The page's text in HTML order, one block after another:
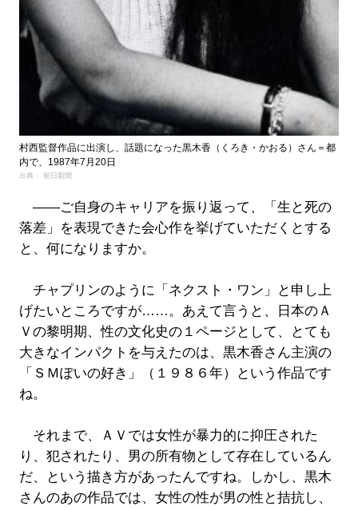
村西監督作品に出演し、話題になった黒木香（くろき・かおる）さん＝都
内で、1987年7月20日
出典： 朝日新聞
――ご自身のキャリアを振り返って、「生と死の
落差」を表現できた会心作を挙げていただくとする
と、何になりますか。
チャプリンのように「ネクスト・ワン」と申し上
げたいところですが……。あえて言うと、日本のＡ
Ｖの黎明期、性の文化史の１ページとして、とても
大きなインパクトを与えたのは、黒木香さん主演の
「ＳＭぽいの好き」（１９８６年）という作品です
ね。
それまで、ＡＶでは女性が暴力的に抑圧された
り、犯されたり、男の所有物として存在しているん
だ、という描き方があったんですね。しかし、黒木
さんのあの作品では、女性の性が男の性と拮抗し、